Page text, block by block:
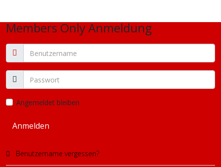
Members Only Anmeldung
Angemeldet bleiben
Anmelden
Benutzername vergessen?